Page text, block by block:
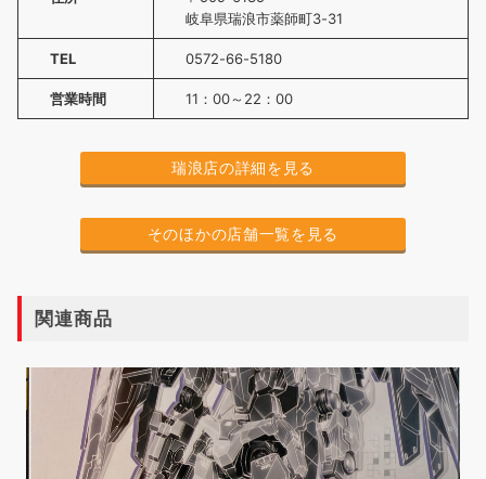
岐阜県瑞浪市薬師町3-31
TEL 0572-66-5180
営業時間 11：00～22：00
瑞浪店の詳細を見る
そのほかの店舗一覧を見る
関連商品